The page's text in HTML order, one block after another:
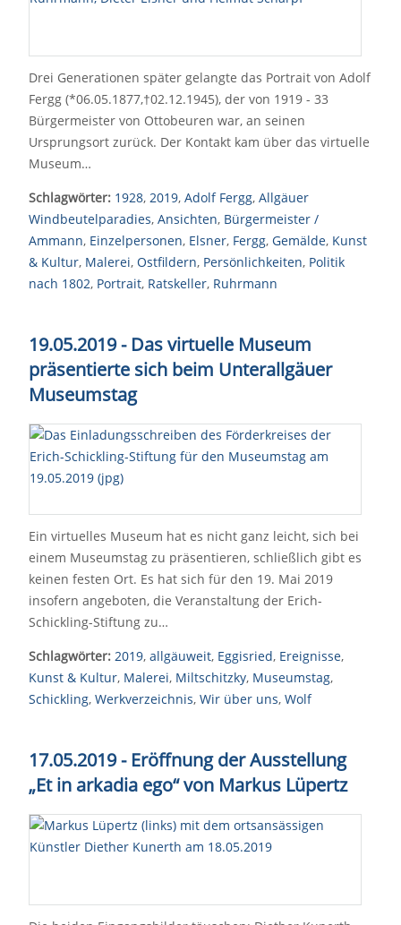
Drei Generationen später gelangte das Portrait von Adolf
Fergg (*06.05.1877,†02.12.1945), der von 1919 - 33
Bürgermeister von Ottobeuren war, an seinen
Ursprungsort zurück. Der Kontakt kam über das virtuelle
Museum…
Schlagwörter: 1928, 2019, Adolf Fergg, Allgäuer
Windbeutelparadies, Ansichten, Bürgermeister /
Ammann, Einzelpersonen, Elsner, Fergg, Gemälde, Kunst
& Kultur, Malerei, Ostfildern, Persönlichkeiten, Politik
nach 1802, Portrait, Ratskeller, Ruhrmann
19.05.2019 - Das virtuelle Museum
präsentierte sich beim Unterallgäuer
Museumstag
Ein virtuelles Museum hat es nicht ganz leicht, sich bei
einem Museumstag zu präsentieren, schließlich gibt es
keinen festen Ort. Es hat sich für den 19. Mai 2019
insofern angeboten, die Veranstaltung der Erich-
Schickling-Stiftung zu…
Schlagwörter: 2019, allgäuweit, Eggisried, Ereignisse,
Kunst & Kultur, Malerei, Miltschitzky, Museumstag,
Schickling, Werkverzeichnis, Wir über uns, Wolf
17.05.2019 - Eröffnung der Ausstellung
„Et in arkadia ego“ von Markus Lüpertz